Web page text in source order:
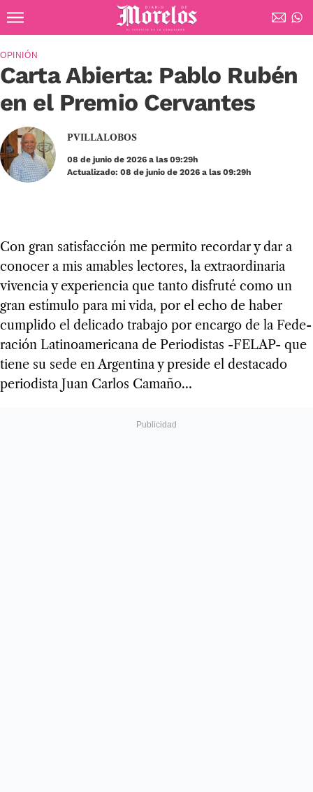
Diario de Morelos
Carta Abierta: Pablo Rubén
en el Premio Cervantes
OPINIÓN
PVILLALOBOS
08 de junio de 2026 a las 09:29h
Actualizado: 08 de junio de 2026 a las 09:29h
Con gran satis­fac­ción me per­mito recor­dar y dar a
cono­cer a mis ama­bles lec­to­res, la extraor­di­na­ria
viven­cia y expe­rien­cia que tanto dis­fruté como un
gran estí­mulo para mi vida, por el echo de haber
cum­plido el deli­cado tra­bajo por encargo de la Fede­
ra­ción Lati­noa­me­ri­cana de Perio­dis­tas -FELAP- que
tiene su sede en Argen­tina y pre­side el des­ta­cado
perio­dista Juan Car­los Camaño…